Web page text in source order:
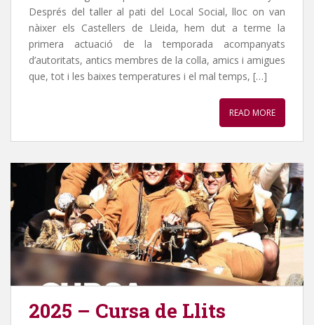
Després del taller al pati del Local Social, lloc on van
nàixer els Castellers de Lleida, hem dut a terme la
primera actuació de la temporada acompanyats
d’autoritats, antics membres de la colla, amics i amigues
que, tot i les baixes temperatures i el mal temps, […]
READ MORE
2025 – Cursa de Llits